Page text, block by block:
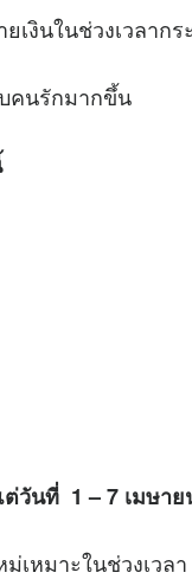
ยเงินในช่วงเวลาก
คนรักมากขึ้น
วันที่ 1 – 7 เมษาย
หม่เหมาะในช่